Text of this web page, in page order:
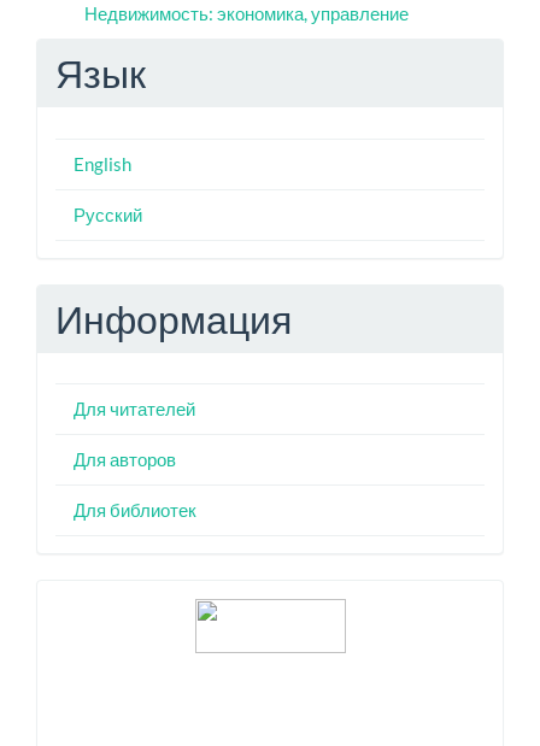
Недвижимость: экономика, управление
Язык
English
Русский
Информация
Для читателей
Для авторов
Для библиотек
Индексация